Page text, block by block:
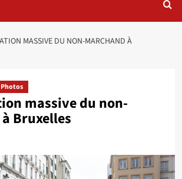
MASSIVE DU NON-MARCHAND À
Photos
massive du non-
Bruxelles